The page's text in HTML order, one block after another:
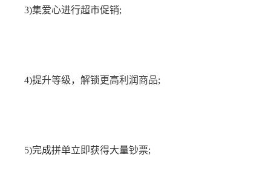
3)集爱心进行超市促销;
4)提升等级，解锁更高利润商品;
5)完成拼单立即获得大量钞票;